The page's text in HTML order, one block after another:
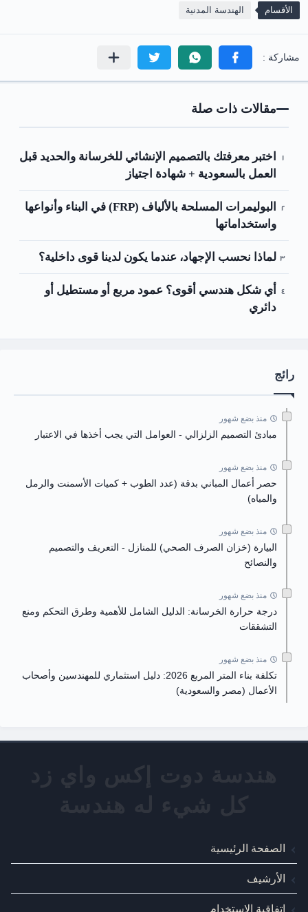
الأقسام الهندسة المدنية
مقالات ذات صلة
اختبر معرفتك بالتصميم الإنشائي للخرسانة والحديد قبل
العمل بالسعودية + شهادة اجتياز
البوليمرات المسلحة بالألياف (FRP) في البناء وأنواعها
واستخداماتها
لماذا نحسب الإجهاد، عندما يكون لدينا قوى داخلية؟
أي شكل هندسي أقوى؟ عمود مربع أو مستطيل أو
دائري
رائج
منذ بضع شهور
مبادئ التصميم الزلزالي - العوامل التي يجب أخذها في الاعتبار
منذ بضع شهور
حصر أعمال المباني بدقة (عدد الطوب + كميات الأسمنت والرمل
والمياه)
منذ بضع شهور
البيارة (خزان الصرف الصحي) للمنازل - التعريف والتصميم
والنصائح
منذ بضع شهور
درجة حرارة الخرسانة: الدليل الشامل للأهمية وطرق التحكم ومنع
التشققات
منذ بضع شهور
تكلفة بناء المتر المربع 2026: دليل استثماري للمهندسين وأصحاب
الأعمال (مصر والسعودية)
الصفحة الرئيسية
الأرشيف
اتفاقية الاستخدام